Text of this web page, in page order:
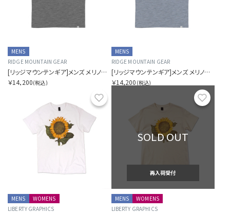
MENS
RIDGE MOUNTAIN GEAR
[リッジマウンテンギア]メンズ メリノベーシックショートスリーブTシャツ マイクロボーダー
￥14,200(税込)
MENS
RIDGE MOUNTAIN GEAR
[リッジマウンテンギア]メンズ メリノベーシックショートスリーブTシャツ マイクロボーダー
￥14,200 (税込)
お気に入り
MENS
WOMENS
LIBERTY GRAPHICS
SOLD OUT
再入荷受付
MENS
WOMENS
LIBERTY GRAPHICS